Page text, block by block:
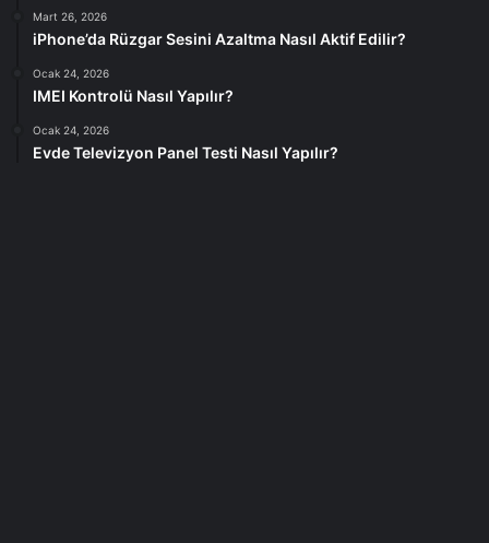
Mart 26, 2026
iPhone’da Rüzgar Sesini Azaltma Nasıl Aktif Edilir?
Ocak 24, 2026
IMEI Kontrolü Nasıl Yapılır?
Ocak 24, 2026
Evde Televizyon Panel Testi Nasıl Yapılır?